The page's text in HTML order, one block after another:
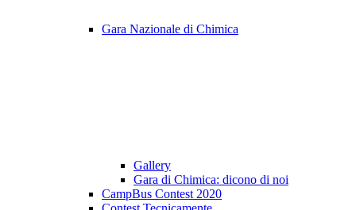
Gara Nazionale di Chimica
Gallery
Gara di Chimica: dicono di noi
CampBus Contest 2020